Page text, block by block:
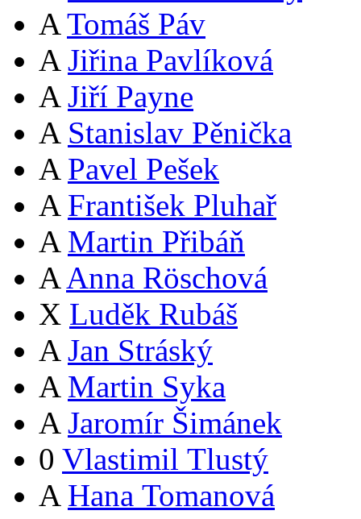
A Tomáš Páv
A Jiřina Pavlíková
A Jiří Payne
A Stanislav Pěnička
A Pavel Pešek
A František Pluhař
A Martin Přibáň
A Anna Röschová
X Luděk Rubáš
A Jan Stráský
A Martin Syka
A Jaromír Šimánek
0 Vlastimil Tlustý
A Hana Tomanová